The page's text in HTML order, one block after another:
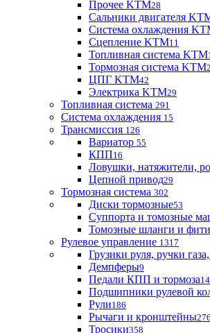
Прочее KTM28
Сальники двигателя
Система охлаждения
Сцепление KTM11
Топливная система KTM
Тормозная система KTM
ЦПГ KTM42
Электрика KTM29
Топливная система 291
Система охлаждения 15
Трансмиссия 126
Вариатор 55
КПП16
Ловушки, натяжители,
Цепной привод29
Тормозная система 302
Диски тормозные53
Суппорта и томозные
Томозные шланги и
Рулевое управление 1317
Грузики руля, ручки
Демпферы9
Педали КПП и тормоза
Подшипники рулевой
Рули186
Рычаги и кронштейны276
Тросики358